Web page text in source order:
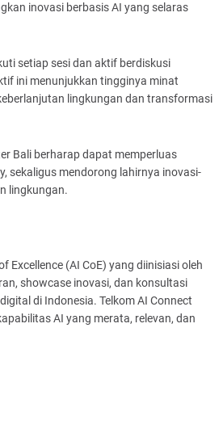
inovasi berbasis AI yang selaras
setiap sesi dan aktif berdiskusi
ini menunjukkan tingginya minat
lingkungan dan transformasi
Bali berharap dapat memperluas
sekaligus mendorong lahirnya inovasi-
lingkungan.
Excellence (AI CoE) yang diinisiasi oleh
showcase inovasi, dan konsultasi
di Indonesia. Telkom AI Connect
AI yang merata, relevan, dan